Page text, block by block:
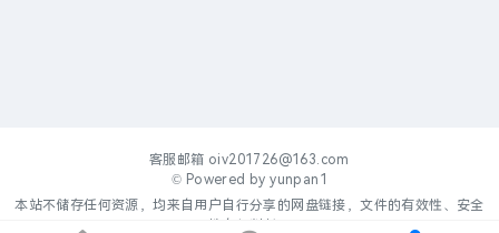
客服邮箱 oiv201726@163.com
© Powered byyunpan1
本站不储存任何资源，均来自用户自行分享的网盘链接，文件的有效性、安全